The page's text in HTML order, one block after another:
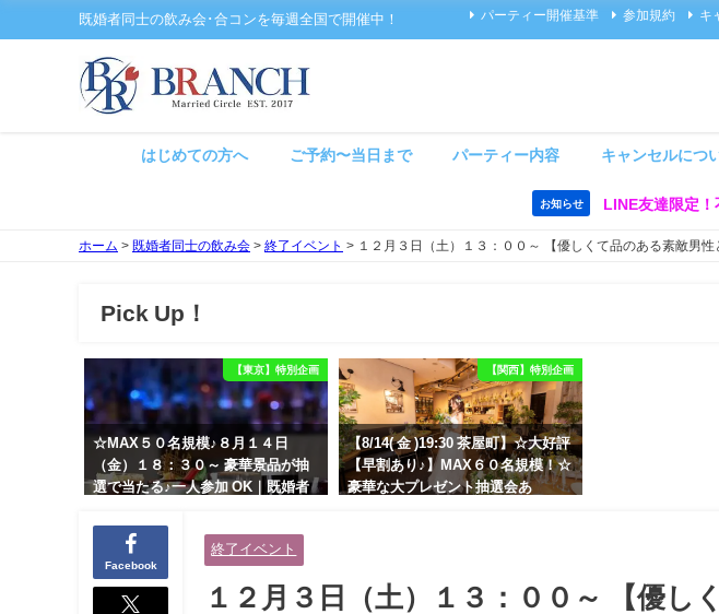
既婚者同士の飲み会･合コンを毎週全国で開催中！ パーティー開催基準 参加規約 キ
はじめての方へ ご予約〜当日まで パーティー内容 キャンセルにつ
お知らせ LINE友達限定
ホーム > 既婚者同士の飲み会 > 終了イベント > １２月３日（土）１３：００～ 【優しくて品のある素敵男
Pick Up！
【東京】特別企画
☆MAX５０名規模♪８月１４日
（金）１８：３０～ 豪華景品が抽
選で当たる♪一人参加 OK｜既婚者
余裕のある健康的なオシャレ男性
と美容好きで優しさのある大人女
性の既婚者限定ビッグパーティー♪
＠池袋】
【関西】特別企画
【8/14( 金 )19:30 茶屋町】☆大好評
【早割あり♪】MAX６０名規模！☆
豪華な大プレゼント抽選会あ
Facebook
終了イベント
１２月３日（土）１３：００～ 【優し